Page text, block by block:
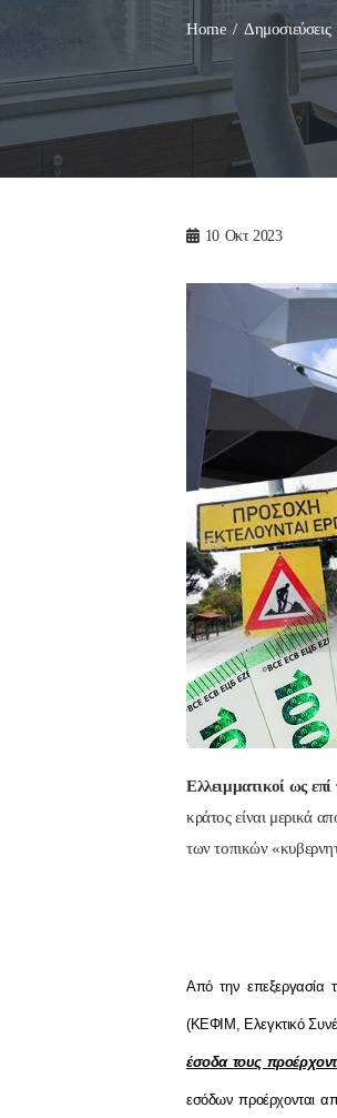
Home Δημοσιεύσεις
10 Οκτ 2023
Ελλειμματικοί ως
κράτος είναι μερικά
των τοπικών
Από την επεξεργασία
(ΚΕΦΙΜ, Ελεγκτικό
έσοδα τους
εσόδων προέρχονται